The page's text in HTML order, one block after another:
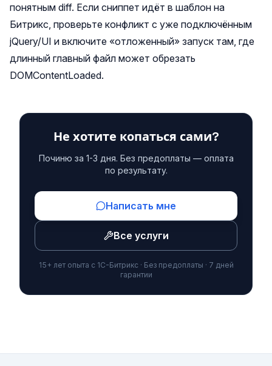
понятным diff. Если сниппет идёт в шаблон на
Битрикс, проверьте конфликт с уже подключённым
jQuery/UI и включите «отложенный» запуск там, где
длинный главный файл может обрезать
DOMContentLoaded.
Не хотите копаться сами?
Починю за 1-3 дня. Без предоплаты — оплата
по результату.
Написать мне
Все услуги
15+ лет опыта с 1С-Битрикс · Без предоплаты · 7 дней
гарантии